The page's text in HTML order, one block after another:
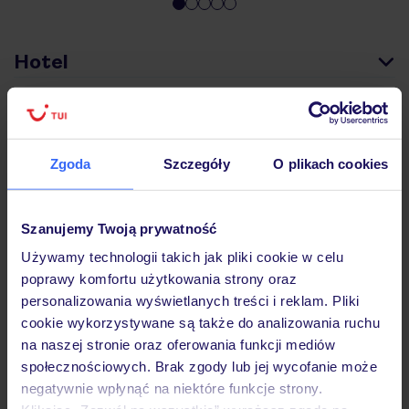
Zgoda Szczegóły O plikach cookies
Szanujemy Twoją prywatność
Używamy technologii takich jak pliki cookie w celu
poprawy komfortu użytkowania strony oraz
personalizowania wyświetlanych treści i reklam. Pliki
cookie wykorzystywane są także do analizowania ruchu
na naszej stronie oraz oferowania funkcji mediów
społecznościowych. Brak zgody lub jej wycofanie może
negatywnie wpłynąć na niektóre funkcje strony.
Hotel
Wyżywienie
Atrakcje
Ważne informacje
Często zadawane pytania
Jak zmienić uczestników/osobę zgłaszającą?
Czy w Hotelu będzie przedstawiciel TUI?